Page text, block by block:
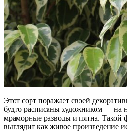
Этот сорт поражает своей
будто расписаны художником — на
мраморные разводы и пятна. Такой
выглядит как живое произведение